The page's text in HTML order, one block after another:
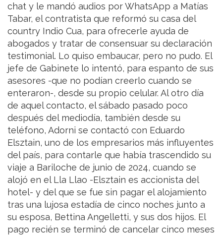
chat y le mandó audios por WhatsApp a Matías
Tabar, el contratista que reformó su casa del
country Indio Cua, para ofrecerle ayuda de
abogados y tratar de consensuar su declaración
testimonial. Lo quiso embaucar, pero no pudo. El
jefe de Gabinete lo intentó, para espanto de sus
asesores -que no podían creerlo cuando se
enteraron-, desde su propio celular. Al otro día
de aquel contacto, el sábado pasado poco
después del mediodía, también desde su
teléfono, Adorni se contactó con Eduardo
Elsztain, uno de los empresarios más influyentes
del país, para contarle que había trascendido su
viaje a Bariloche de junio de 2024, cuando se
alojó en el Lla Llao -Elsztain es accionista del
hotel- y del que se fue sin pagar el alojamiento
tras una lujosa estadía de cinco noches junto a
su esposa, Bettina Angelletti, y sus dos hijos. El
pago recién se terminó de cancelar cinco meses